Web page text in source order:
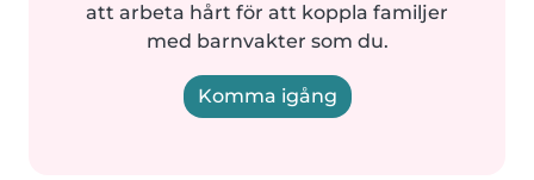
att arbeta hårt för att koppla familjer
med barnvakter som du.
Komma igång